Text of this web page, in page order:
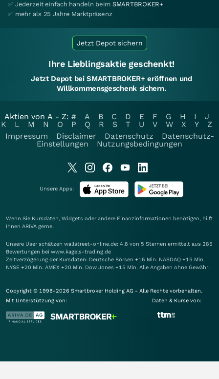
✅ Jederzeit einfach handeln beim SMARTBROKER+
✅ mehr als 25 Jahre Marktpräsenz
Jetzt Depot sichern
Ihre Lieblingsaktie geschenkt!
Jetzt Depot bei SMARTBROKER+ eröffnen und
Willkommensgeschenk sichern.
Aktien von A - Z: # A B C D E F G H I
J
K
L M N O P Q R S T U V W X Y
Z
Impressum
Disclaimer Datenschutz
Datenschutz-
Einstellungen
Nutzungsbedingungen
Unsere Apps:
Wenn Sie Kursdaten, Widgets oder andere Finanzinformationen benötigen, hilft
Ihnen ARIVA gerne.
Unsere User schätzen wallstreet-online.de: 4.8 von 5 Sternen ermittelt aus 285
Bewertungen bei www.kagels-trading.de
Zeitverzögerung der Kursdaten: Deutsche Börsen +15 Min. NASDAQ +15 Min.
NYSE +20 Min. AMEX +20 Min. Dow Jones +15 Min. Alle Angaben ohne Gewähr.
Copyright © 1998-2026 Smartbroker Holding AG - Alle Rechte vorbehalten.
Mit Unterstützung von:
Daten & Kurse von: